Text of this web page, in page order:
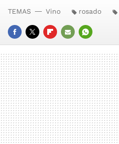
FACEBOOK
TWITTERFLIPBOARD
E-
MAIL
WHATSAPP
TEMAS Vino rosado